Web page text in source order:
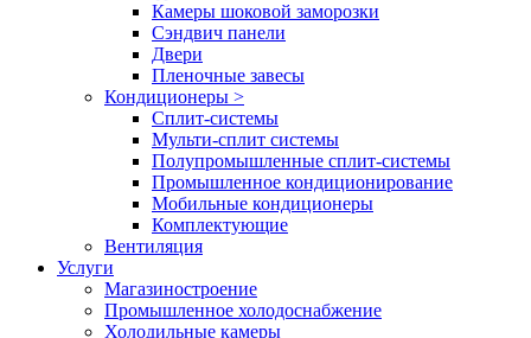
Камеры шоковой заморозки
Сэндвич панели
Двери
Пленочные завесы
Кондиционеры >
Сплит-системы
Мульти-сплит системы
Полупромышленные сплит-системы
Промышленное кондиционирование
Мобильные кондиционеры
Комплектующие
Вентиляция
Услуги
Магазиностроение
Промышленное холодоснабжение
Холодильные камеры